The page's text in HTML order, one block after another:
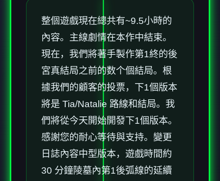
整個遊戲現在總共有~9.5小時的
內容。主線劇情在本作中結束。
現在，我們將著手製作第1終的後
宮真結局之前的数个個結局。根
據我們的顧客的投票，下1個版本
將是 Tia/Natalie 路線和結局。我
們將從今天開始開發下1個版本。
感謝您的耐心等待與支持。變更
日誌內容中型版本，遊戲時間約
30 分鐘陵墓內第1後弧線的延續